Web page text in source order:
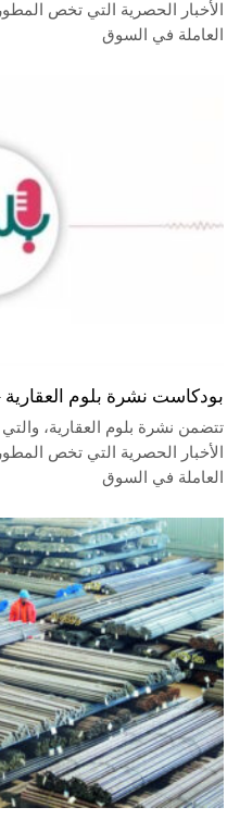
الأخبار الحصرية التي تخص
العاملة في السوق
بودكاست نشرة بلوم العقارية –
تتضمن نشرة بلوم العقارية،
الأخبار الحصرية التي تخص
العاملة في السوق